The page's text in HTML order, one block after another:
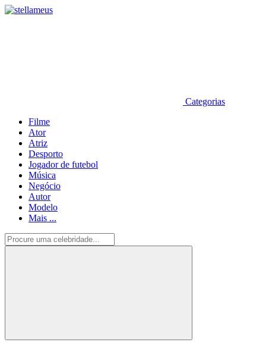
Categorias
Filme
Ator
Atriz
Desporto
Jogador de futebol
Música
Negócio
Autor
Modelo
Mais ...